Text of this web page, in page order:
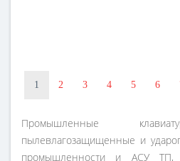
1 2 3 4 5 6
Промышленные
пылевлагозащищенные и
промышленности и АСУ ТП,